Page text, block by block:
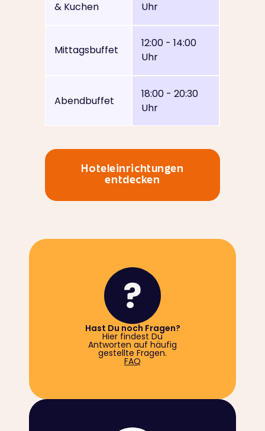
& Kuchen Uhr
Mittagsbuffet
12:00 - 14:00
Uhr
Abendbuffet
18:00 - 20:30
Uhr
Hoteleinrichtungen
entdecken
Hast Du noch Fragen?
Hier findest Du
Antworten auf häufig
gestellte Fragen.
FAQ